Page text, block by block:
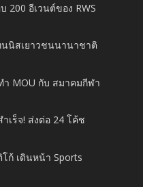
200 อีเวนต์ของ RWS
นิสเยาวชนนานาชาติ
ำ MOU กับ สมาคมกีฬา
เร็จ! ส่งต่อ 24 โค้ช
ก้ เดินหน้า Sports